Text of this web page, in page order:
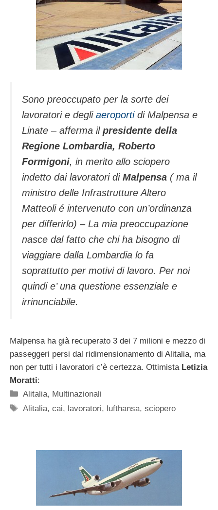
Sono preoccupato per la sorte dei
lavoratori e degli aeroportidi Malpensa e
Linate – afferma il presidente della
Regione Lombardia, Roberto
Formigoni, in merito allo sciopero
indetto dai lavoratori di Malpensa ( ma il
ministro delle Infrastrutture Altero
Matteoli é intervenuto con un’ordinanza
per differirlo) – La mia preoccupazione
nasce dal fatto che chi ha bisogno di
viaggiare dalla Lombardia lo fa
soprattutto per motivi di lavoro. Per noi
quindi e’ una questione essenziale e
irrinunciabile.
Malpensa ha già recuperato 3 dei 7 milioni e mezzo di
passeggeri persi dal ridimensionamento di Alitalia, ma
non per tutti i lavoratori c’è certezza. Ottimista Letizia
Moratti:
Categorie
Alitalia, Multinazionali
Tag
Alitalia,cai, lavoratori, lufthansa,sciopero